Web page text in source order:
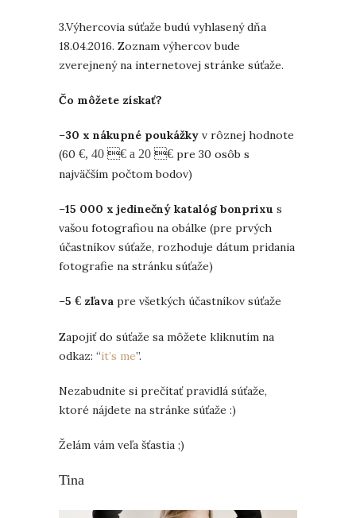
3.Výhercovia súťaže budú vyhlasený dňa
18.04.2016. Zoznam výhercov bude
zverejnený na internetovej stránke súťaže.
Čo môžete získať?
–30 x nákupné poukážky v rôznej hodnote
(60 €, 40 € a 20 € pre 30 osôb s
najväčším počtom bodov)
–15 000 x jedinečný katalóg bonprixu s
vašou fotografiou na obálke (pre prvých
účastníkov súťaže, rozhoduje dátum pridania
fotografie na stránku súťaže)
–5 € zľava pre všetkých účastníkov súťaže
Zapojiť do súťaže sa môžete kliknutím na
odkaz: “it’s me”.
Nezabudnite si prečítať pravidlá súťaže,
ktoré nájdete na stránke súťaže :)
Želám vám veľa šťastia ;)
Tina